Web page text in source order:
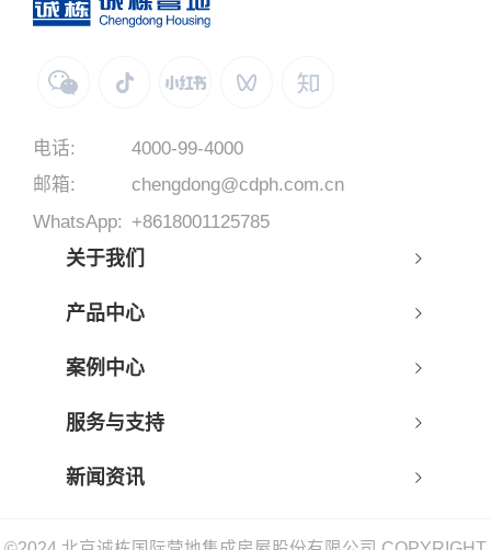
电话:
4000-99-4000
邮箱:
chengdong@cdph.com.cn
WhatsApp: +8618001125785
关于我们
产品中心
案例中心
服务与支持
新闻资讯